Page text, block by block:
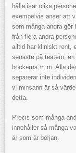
hålla isär olika
exempelvis anser att
som många andra gör
från flera andra
alltid har kliniskt rent,
senaste på teatern,
böckerna m.m. Alla
separerar inte
vi minsann är så
detta.
Precis som många
innehåller så många
är som är början.